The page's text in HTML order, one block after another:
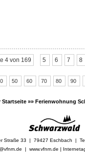
4 von 169 5 6 7 8
50 60 70 80 90
Startseite »» Ferienwohnung
Straße 33 | 79427 Eschbach |
| www.vfnm.de |